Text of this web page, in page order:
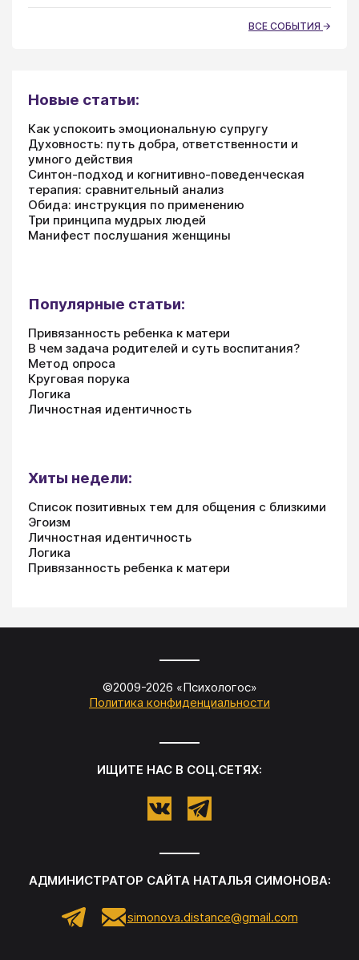
ВСЕ СОБЫТИЯ
Новые статьи:
Как успокоить эмоциональную супругу
Духовность: путь добра, ответственности и
умного действия
Синтон-подход и когнитивно-поведенческая
терапия: сравнительный анализ
Обида: инструкция по применению
Три принципа мудрых людей
Манифест послушания женщины
Популярные статьи:
Привязанность ребенка к матери
В чем задача родителей и суть воспитания?
Метод опроса
Круговая порука
Логика
Личностная идентичность
Хиты недели:
Список позитивных тем для общения с близкими
Эгоизм
Личностная идентичность
Логика
Привязанность ребенка к матери
©2009-2026 «Психологос»
Политика конфиденциальности
ИЩИТЕ НАС В СОЦ.СЕТЯХ:
АДМИНИСТРАТОР САЙТА НАТАЛЬЯ СИМОНОВА:
simonova.distance@gmail.com